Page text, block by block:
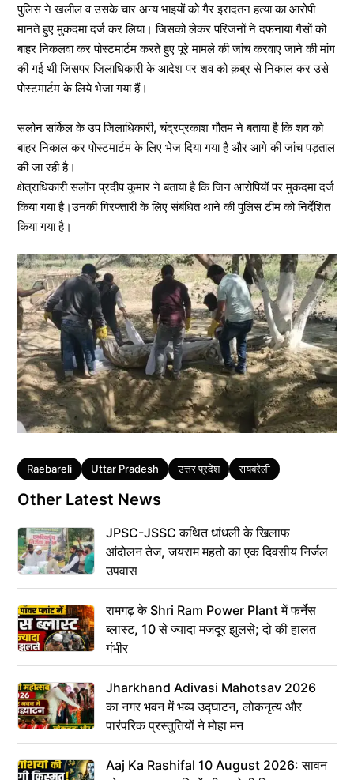
पुलिस ने खलील व उसके चार अन्य भाइयों को गैर इरादतन हत्या का आरोपी
मानते हुए मुकदमा दर्ज कर लिया। जिसको लेकर परिजनों ने दफनाया गैसों को
बाहर निकलवा कर पोस्टमार्टम करते हुए पूरे मामले की जांच करवाए जाने की मांग
की गई थी जिसपर जिलाधिकारी के आदेश पर शव को क़ब्र से निकाल कर उसे
पोस्टमार्टम के लिये भेजा गया हैं।
सलोन सर्किल के उप जिलाधिकारी, चंद्रप्रकाश गौतम ने बताया है कि शव को
बाहर निकाल कर पोस्टमार्टम के लिए भेज दिया गया है और आगे की जांच पड़ताल
की जा रही है।
क्षेत्राधिकारी सलोंन प्रदीप कुमार ने बताया है कि जिन आरोपियों पर मुकदमा दर्ज
किया गया है।उनकी गिरफ्तारी के लिए संबंधित थाने की पुलिस टीम को निर्देशित
किया गया है।
Tags
Raebareli Uttar Pradesh उत्तर प्रदेश रायबरेली
Other Latest News
JPSC-JSSC कथित धांधली के खिलाफ
आंदोलन तेज, जयराम महतो का एक दिवसीय निर्जल
उपवास
रामगढ़ के Shri Ram Power Plant में फर्नेस
ब्लास्ट, 10 से ज्यादा मजदूर झुलसे; दो की हालत
गंभीर
Jharkhand Adivasi Mahotsav 2026
का नगर भवन में भव्य उद्घाटन, लोकनृत्य और
पारंपरिक प्रस्तुतियों ने मोहा मन
Aaj Ka Rashifal 10 August 2026: सावन